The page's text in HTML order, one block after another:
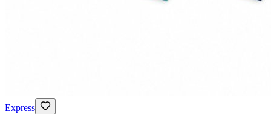
Express